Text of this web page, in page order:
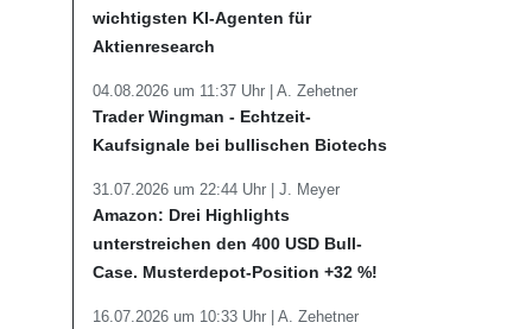
wichtigsten KI-Agenten für
Aktienresearch
04.08.2026 um 11:37 Uhr | A. Zehetner
Trader Wingman - Echtzeit-
Kaufsignale bei bullischen Biotechs
31.07.2026 um 22:44 Uhr | J. Meyer
Amazon: Drei Highlights
unterstreichen den 400 USD Bull-
Case. Musterdepot-Position +32 %!
16.07.2026 um 10:33 Uhr | A. Zehetner